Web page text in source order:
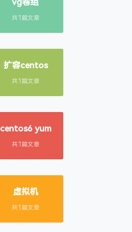
vg卷组
共1篇文章
扩容centos
共1篇文章
centos6 yum
共1篇文章
虚拟机
共1篇文章